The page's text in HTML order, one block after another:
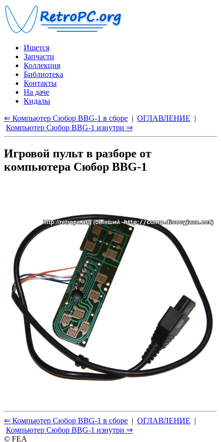
Ищется
Запчасти
Коллекция
Библиотека
Контакты
На даче
Кидалы
⇐ Компьютер Сюбор BBG-1 в сборе | ОГЛАВЛЕНИЕ |
Компьютер Сюбор BBG-1 изнутри ⇒
Игровой пульт в разборе от
компьютера Сюбор BBG-1
⇐ Компьютер Сюбор BBG-1 в сборе | ОГЛАВЛЕНИЕ |
Компьютер Сюбор BBG-1 изнутри ⇒
© FEA